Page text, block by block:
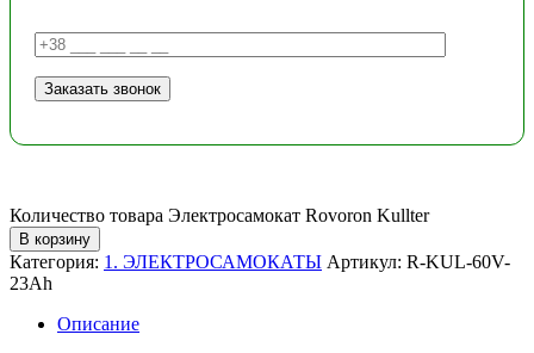
Количество товара Электросамокат Rovoron Kullter
В корзину
Категория: 1. ЭЛЕКТРОСАМОКАТЫ Артикул: R-KUL-60V-
23Ah
Описание